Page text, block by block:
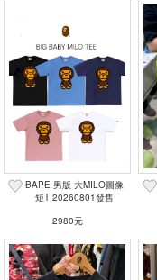
BAPE 男版 大MILO圖像
短T 20260801發售
2980元